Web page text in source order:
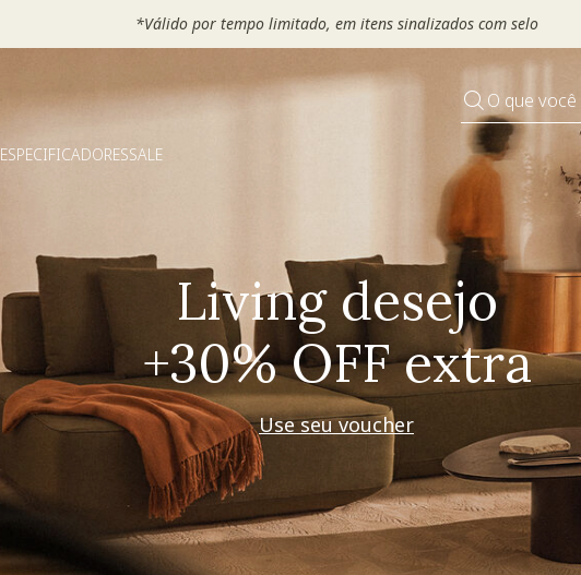
Escolha seu VOUCHER e ganhe até 30% OFF*: useMOVEL30, TEXTIL30 OU
O que
ESPECIFICADORESSALE
Pequenos rituais
Grandes mudanças
Decorar